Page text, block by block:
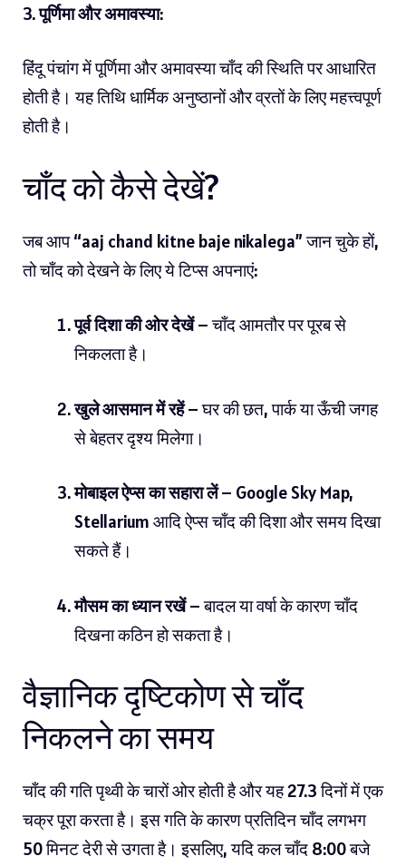
3.पूर्णिमा और अमावस्या:
हिंदू पंचांग में पूर्णिमा और अमावस्या चाँद की स्थिति पर आधारित
होती है। यह तिथि धार्मिक अनुष्ठानों और व्रतों के लिए महत्त्वपूर्ण
होती है।
चाँद को कैसे देखें?
जब आप “aaj chand kitne baje nikalega” जान चुके हों,
तो चाँद को देखने के लिए ये टिप्स अपनाएं:
पूर्व दिशा की ओर देखें– चाँद आमतौर पर पूरब से
निकलता है।
खुले आसमान में रहें– घर की छत, पार्क या ऊँची जगह
से बेहतर दृश्य मिलेगा।
मोबाइल ऐप्स का सहारा लें– Google Sky Map,
Stellarium आदि ऐप्स चाँद की दिशा और समय दिखा
सकते हैं।
मौसम का ध्यान रखें– बादल या वर्षा के कारण चाँद
दिखना कठिन हो सकता है।
वैज्ञानिक दृष्टिकोण से चाँद
निकलने का समय
चाँद की गतिपृथ्वी के चारों ओरहोती है और यह 27.3 दिनों में एक
चक्र पूरा करता है। इस गति के कारण प्रतिदिन चाँद लगभग
50 मिनट देरी से उगता है। इसलिए, यदि कल चाँद 8:00 बजे